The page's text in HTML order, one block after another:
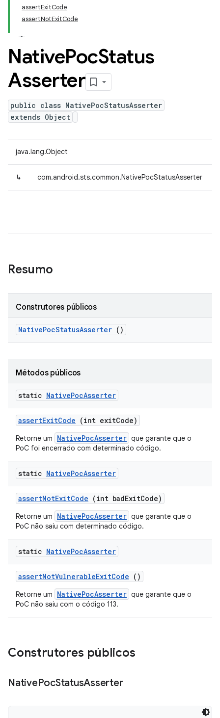
assertExitCode
assertNotExitCode
NativePocStatus
Asserter
public class NativePocStatusAsserter
extends Object
java.lang.Object
↳ com.android.sts.common.NativePocStatusAsserter
Resumo
Construtores públicos
NativePocStatusAsserter ()
Métodos públicos
static NativePocAsserter
assertExitCode (int exitCode)
Retorne um NativePocAsserter que garante que o
PoC foi encerrado com determinado código.
static NativePocAsserter
assertNotExitCode (int badExitCode)
Retorne um NativePocAsserter que garante que o
PoC não saiu com determinado código.
static NativePocAsserter
assertNotVulnerableExitCode ()
Retorne um NativePocAsserter que garante que o
PoC não saiu com o código 113.
Construtores públicos
NativePocStatusAsserter